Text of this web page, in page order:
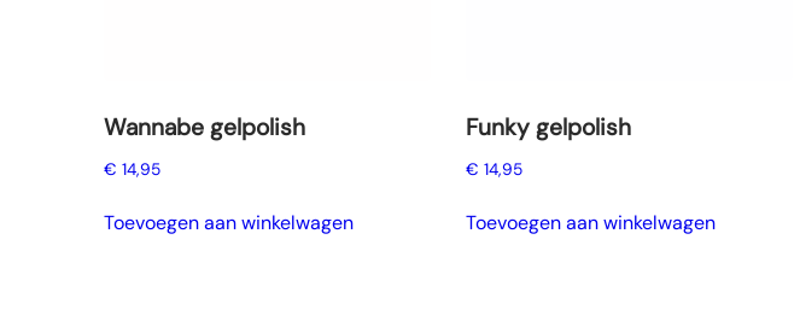
Wannabe gelpolish
€ 14,95
Toevoegen aan winkelwagen
Funky gelpolish
€ 14,95
Toevoegen aan winkelwagen